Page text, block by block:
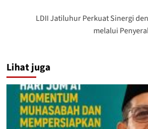
LDII Jatiluhur Perkuat Sinergi
melalui
Lihat juga